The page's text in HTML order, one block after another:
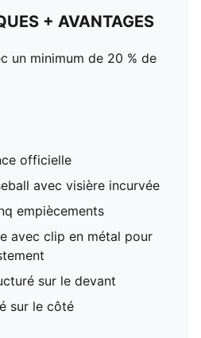
+ AVANTAGES
un minimum de 20 % de
officielle
avec visière incurvée
empiècements
avec clip en métal pour
sur le devant
sur le côté